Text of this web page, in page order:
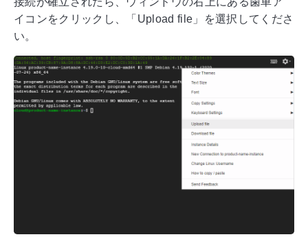
イコンをクリックし、「Upload file」を選択してくださ
い。